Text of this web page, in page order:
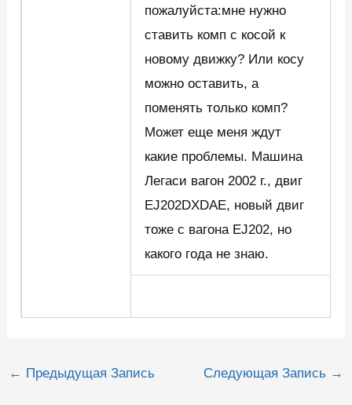
пожалуйста:мне нужно
ставить комп с косой к
новому движку? Или косу
можно оставить, а
поменять только комп?
Может еще меня ждут
какие проблемы. Машина
Легаси вагон 2002 г., двиг
EJ202DXDAE, новый двиг
тоже с вагона EJ202, но
какого года не знаю.
Навигация
← Предыдущая Запись Следующая Запись →